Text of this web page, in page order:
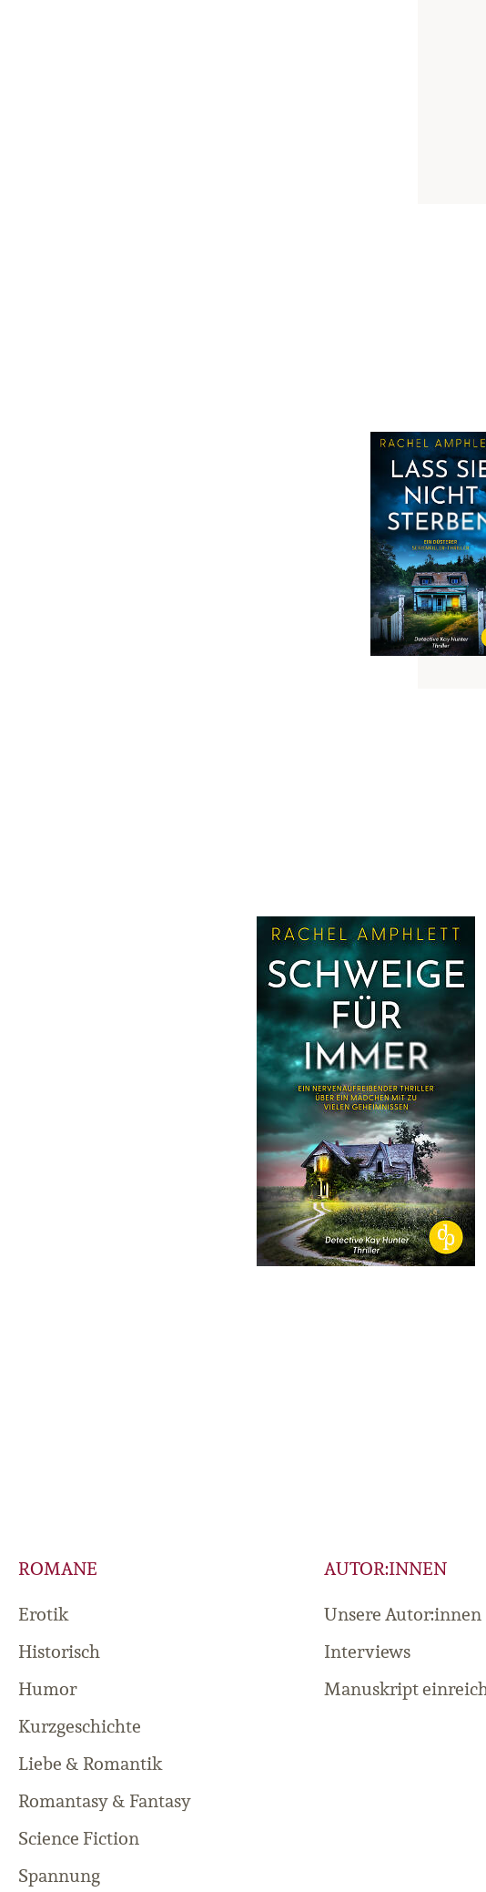
ROMANE
Erotik
Historisch
Humor
Kurzgeschichte
Liebe & Romantik
Romantasy & Fantasy
Science Fiction
Spannung
AUTOR:INNEN
Unsere Autor:innen
Interviews
Manuskript